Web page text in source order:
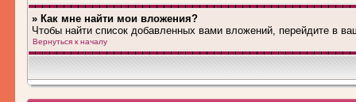
» Как мне найти мои вложения?
Чтобы найти список добавленных вами вложений, перейдите в
Вернуться к началу